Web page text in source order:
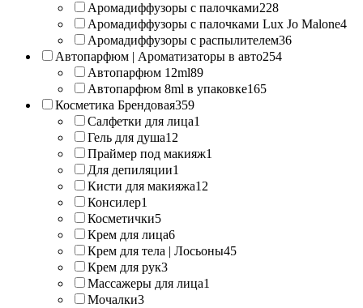
Аромадиффузоры с палочками228
Аромадиффузоры с палочками Lux Jo Malone4
Аромадиффузоры с распылителем36
Автопарфюм | Ароматизаторы в авто254
Автопарфюм 12ml89
Автопарфюм 8ml в упаковке165
Косметика Брендовая359
Салфетки для лица1
Гель для душа12
Праймер под макияж1
Для депиляции1
Кисти для макияжа12
Консилер1
Косметички5
Крем для лица6
Крем для тела | Лосьоны45
Крем для рук3
Массажеры для лица1
Мочалки3